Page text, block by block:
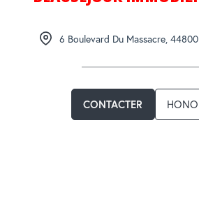
6 Boulevard Du Massacre, 44800
CONTACTER